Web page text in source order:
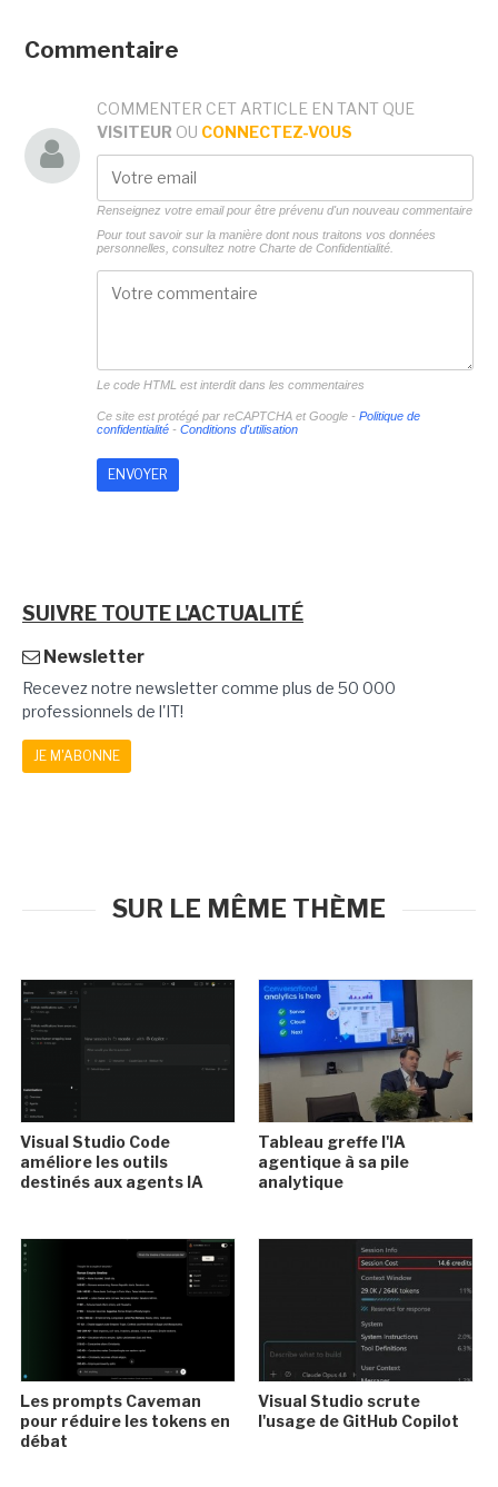
Commentaire
COMMENTER CET ARTICLE EN TANT QUE
VISITEUR OU CONNECTEZ-VOUS
Renseignez votre email pour être prévenu d'un nouveau commentaire
Pour tout savoir sur la manière dont nous traitons vos données
personnelles, consultez notre Charte de Confidentialité.
Le code HTML est interdit dans les commentaires
Ce site est protégé par reCAPTCHA et Google - Politique de
confidentialité- Conditions d'utilisation
SUIVRE TOUTE L'ACTUALITÉ
Newsletter
Recevez notre newsletter comme plus de 50 000
professionnels de l'IT!
JE M'ABONNE
SUR LE MÊME THÈME
Visual Studio Code
améliore les outils
destinés aux agents IA
Tableau greffe l'IA
agentique à sa pile
analytique
Les prompts Caveman
pour réduire les tokens en
débat
Visual Studio scrute
l'usage de GitHub Copilot